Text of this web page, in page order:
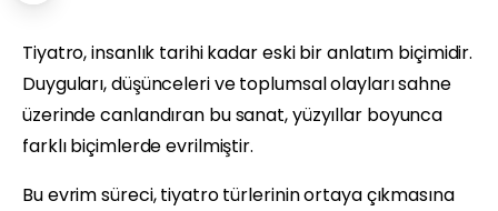
Tiyatro, insanlık tarihi kadar eski bir anlatım biçimidir.
Duyguları, düşünceleri ve toplumsal olayları sahne
üzerinde canlandıran bu sanat, yüzyıllar boyunca
farklı biçimlerde evrilmiştir.
Bu evrim süreci, tiyatro türlerinin ortaya çıkmasına